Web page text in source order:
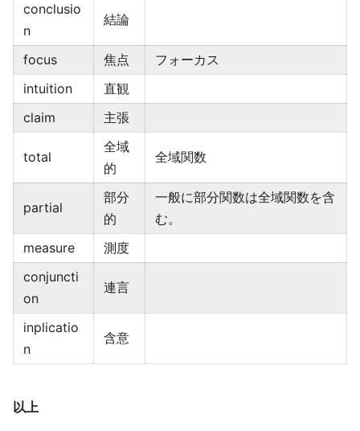
conclusio
n
結論
focus 焦点
フォーカス
intuition
直観
claim
主張
total
全域
的
全域関数
partial
部分
的
一般に部分関数は全域関数を含
む。
measure
測度
conjuncti
on
連言
inplicatio
n
含意
以上